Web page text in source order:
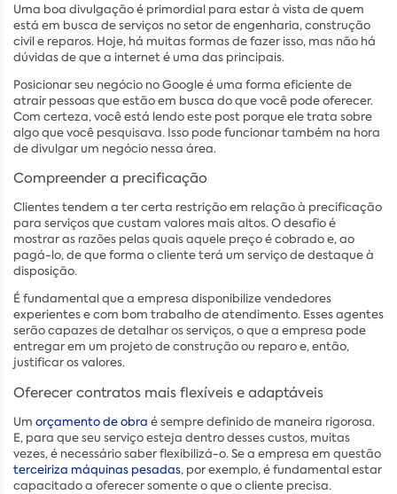
Uma boa divulgação é primordial para estar à vista de quem
está em busca de serviços no setor de engenharia, construção
civil e reparos. Hoje, há muitas formas de fazer isso, mas não há
dúvidas de que a internet é uma das principais.
Posicionar seu negócio no Google é uma forma eficiente de
atrair pessoas que estão em busca do que você pode oferecer.
Com certeza, você está lendo este post porque ele trata sobre
algo que você pesquisava. Isso pode funcionar também na hora
de divulgar um negócio nessa área.
Compreender a precificação
Clientes tendem a ter certa restrição em relação à precificação
para serviços que custam valores mais altos. O desafio é
mostrar as razões pelas quais aquele preço é cobrado e, ao
pagá-lo, de que forma o cliente terá um serviço de destaque à
disposição.
É fundamental que a empresa disponibilize vendedores
experientes e com bom trabalho de atendimento. Esses agentes
serão capazes de detalhar os serviços, o que a empresa pode
entregar em um projeto de construção ou reparo e, então,
justificar os valores.
Oferecer contratos mais flexíveis e adaptáveis
Um orçamento de obra é sempre definido de maneira rigorosa.
E, para que seu serviço esteja dentro desses custos, muitas
vezes, é necessário saber flexibilizá-o. Se a empresa em questão
terceiriza máquinas pesadas, por exemplo, é fundamental estar
capacitado a oferecer somente o que o cliente precisa.